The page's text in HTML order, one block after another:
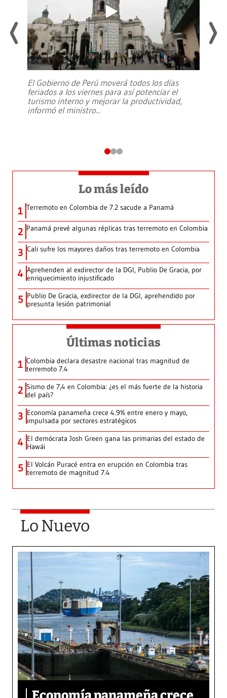
El Gobierno de Perú moverá todos los días
feriados a los viernes para así potenciar el
turismo interno y mejorar la productividad,
informó el ministro...
Lo más leído
1 Terremoto en Colombia de 7.2 sacude a Panamá
2 Panamá prevé algunas réplicas tras terremoto en Colombia
3 Cali sufre los mayores daños tras terremoto en Colombia
4 Aprehenden al exdirector de la DGI, Publio De Gracia, por
enriquecimiento injustificado
5 Publio De Gracia, exdirector de la DGI, aprehendido por
presunta lesión patrimonial
Últimas noticias
1 Colombia declara desastre nacional tras magnitud de
terremoto 7.4
2 Sismo de 7,4 en Colombia: ¿es el más fuerte de la historia
del país?
3 Economía panameña crece 4.9% entre enero y mayo,
impulsada por sectores estratégicos
4 El demócrata Josh Green gana las primarias del estado de
Hawái
5 El Volcán Puracé entra en erupción en Colombia tras
terremoto de magnitud 7.4
Lo Nuevo